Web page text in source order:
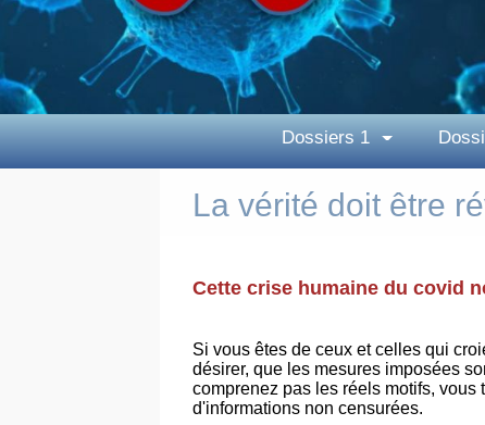
Dossiers 1
La vérité doit être
Cette crise humaine du covid
Si vous êtes de ceux et celles qui
désirer, que les mesures imposées
comprenez pas les réels motifs,
d'informations non censurées.